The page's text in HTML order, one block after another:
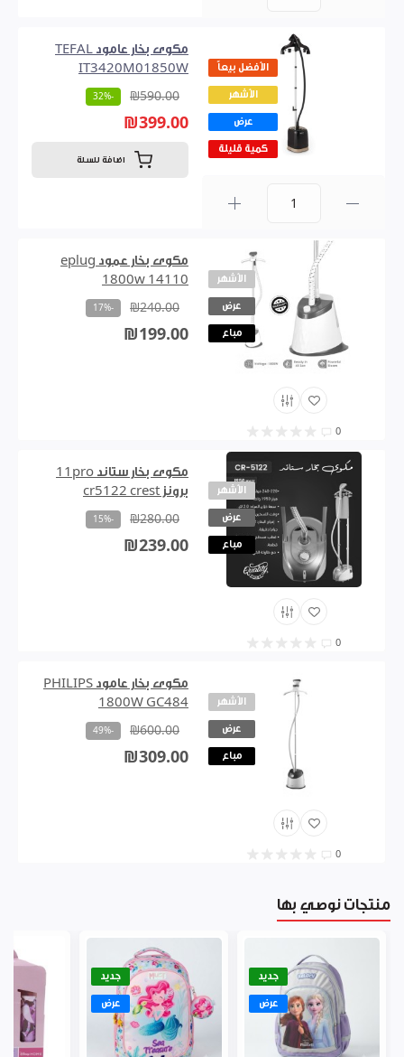
الأفضل بيعاً
الأشهر
عرض
كمية قليلة
مكوى بخار عامود TEFAL
IT3420M01850W
₪590.00
-32%
₪399.00
اضافة للسلة
الأشهر
عرض
مباع
0
مكوى بخار عمود eplug
1800w 14110
₪240.00
-17%
₪199.00
الأشهر
عرض
مباع
0
مكوى بخار ستاند 11pro
برونز cr5122 crest
₪280.00
-15%
₪239.00
الأشهر
عرض
مباع
0
مكوى بخار عامود PHILIPS
1800W GC484
₪600.00
-49%
₪309.00
منتجات نوصي بها
جديد
عرض
جديد
عرض